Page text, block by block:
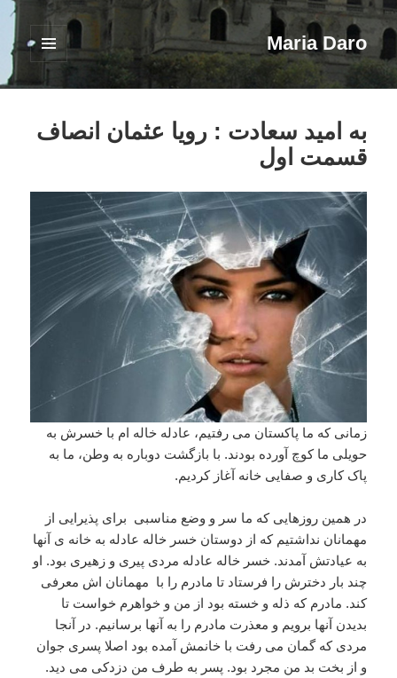
Maria Daro
فهرست
ابزارک‌ها
به امید سعادت : رویا عثمان انصاف
قسمت اول
زمانی که ما پاکستان می رفتیم، عادله خاله ام با خسرش به
حویلی ما کوچ آورده بودند. با بازگشت دوباره به وطن، ما به
پاک کاری و صفایی خانه آغاز کردیم.
در همین روزهایی که ما سر و وضع مناسبی برای پذیرایی از
مهمانان نداشتیم که از دوستان خسر خاله عادله به خانه ی آنها
به عیادتش آمدند. خسر خاله عادله مردی پیری و زهیری بود. او
چند بار دخترش را فرستاد تا مادرم را با مهمانان اش معرفی
کند. مادرم که ذله و خسته بود از من و خواهرم خواست تا
بدیدن آنها برویم و معذرت مادرم را به آنها برسانیم. در آنجا
مردی که گمان می رفت با خانمش آمده بود اصلا پسری جوان
و از بخت بد من مجرد بود. پسر به طرف من دزدکی می دید.